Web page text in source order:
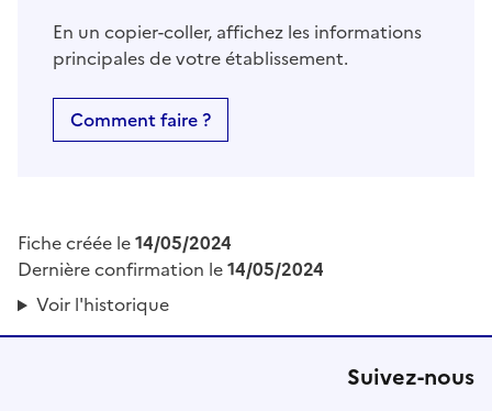
En un copier-coller, affichez les informations
principales de votre établissement.
Comment faire ?
Fiche créée le14/05/2024
Dernière confirmation le14/05/2024
Voir l'historique
Suivez-nous